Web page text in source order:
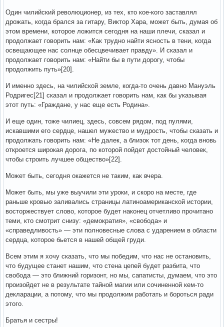
Один чилийский революционер, из тех, кто кое-кого заставлял
дрожать, когда брался за гитару, Виктор Хара, может быть, думая об
этом времени, которое ложится сегодня на наши плечи, сказал и
продолжает говорить нам: «Как трудно найти ясность в тени, когда
освещающее нас солнце обесцвечивает правду». И сказал и
продолжает говорить нам: «Найти бы в пути дорогу, чтобы
продолжить путь»[20].
И именно здесь, на чилийской земле, когда-то очень давно Мануэль
Родригес[21] сказал и продолжает говорить нам, как бы указывая
этот путь: «Граждане, у нас еще есть Родина».
И еще один, тоже чилиец, здесь, совсем рядом, под пулями,
искавшими его сердце, нашел мужество и мудрость, чтобы сказать и
продолжать говорить нам: «Не далек, а близок тот день, когда вновь
откроется широкая дорога, по которой пойдет достойный человек,
чтобы строить лучшее общество»[22].
Может быть, сегодня окажется не таким, как вчера.
Может быть, мы уже выучили эти уроки, и скоро на месте, где
раньше кровью заливались страницы латиноамериканской истории,
восторжествует слово, которое будет наконец отчетливо прочитано
теми, кто смотрит снизу: «демократия», «свобода» и
«справедливость» — эти полновесные слова с ударением в области
сердца, которое бьется в нашей общей груди.
Всем этим я хочу сказать, что мы победим, что нас не остановить,
что будущее станет нашим, что стена цепей будет разбита, что
свобода — это ближний горизонт, но мы, сапатисты, думаем, что это
произойдет не в результате тайной магии или сочиненной кем-то
декларации, а потому, что мы продолжим работать и бороться ради
этого.
Братья и сестры!